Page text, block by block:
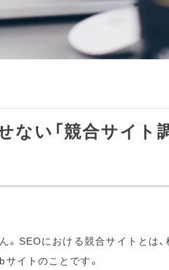
い「競合サイト
。SEOにおける競合サイトとは
イトのことです。